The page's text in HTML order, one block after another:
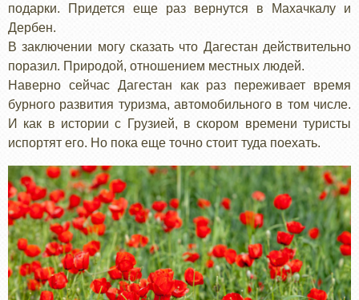
подарки. Придется еще раз вернутся в Махачкалу и
Дербен.
В заключении могу сказать что Дагестан действительно
поразил. Природой, отношением местных людей.
Наверно сейчас Дагестан как раз переживает время
бурного развития туризма, автомобильного в том числе.
И как в истории с Грузией, в скором времени туристы
испортят его. Но пока еще точно стоит туда поехать.